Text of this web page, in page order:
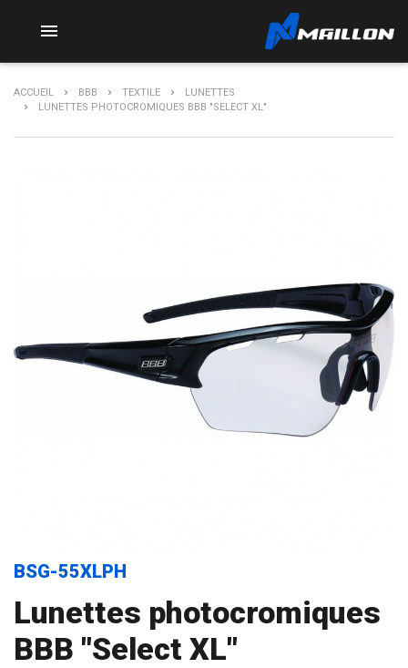

ACCUEIL BBB TEXTILE
LUNETTES
LUNETTES PHOTOCROMIQUES BBB "SELECT XL"
BSG-55XLPH
Lunettes photocromiques
BBB "Select XL"